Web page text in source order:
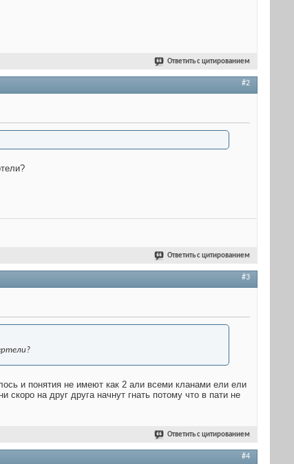
Ответить с цитированием
#2
Ответить с цитированием
#3
и понятия не имеют как 2 али всеми кланами ели ели
скоро на друг друга начнут гнать потому что в пати не
Ответить с цитированием
#4